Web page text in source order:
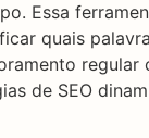
Essa
quais
regular
de SEO